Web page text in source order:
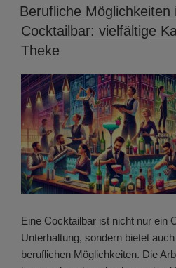
AM
Berufliche Möglichkeiten
Cocktailbar: vielfältige
Theke
Eine Cocktailbar ist nicht nur ein
Unterhaltung, sondern bietet
beruflichen Möglichkeiten. Die